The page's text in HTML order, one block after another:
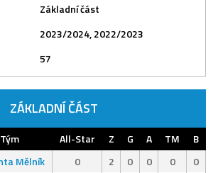
Základní část
2023/2024, 2022/2023
57
ZÁKLADNÍ ČÁST
Tým All-Star Z G A TM
B
Mělník 0 2 0 0 0
0